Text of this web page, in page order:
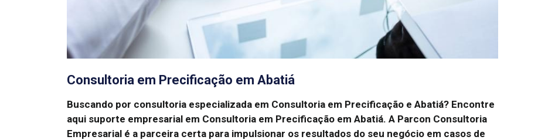
Consultoria em Precificação em Abatiá
Buscando por consultoria especializada em Consultoria em Precificação e Abatiá? Encontre
aqui suporte empresarial em Consultoria em Precificação em Abatiá. A Parcon Consultoria
Empresarial é a parceira certa para impulsionar os resultados do seu negócio em casos de